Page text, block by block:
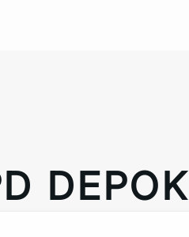
DEPOK